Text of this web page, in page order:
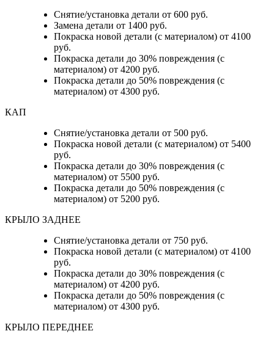
Снятие/установка детали от 600 руб.
Замена детали от 1400 руб.
Покраска новой детали (с материалом) от 4100
руб.
Покраска детали до 30% повреждения (с
материалом) от 4200 руб.
Покраска детали до 50% повреждения (с
материалом) от 4300 руб.
КАП
Снятие/установка детали от 500 руб.
Покраска новой детали (с материалом) от 5400
руб.
Покраска детали до 30% повреждения (с
материалом) от 5500 руб.
Покраска детали до 50% повреждения (с
материалом) от 5200 руб.
КРЫЛО ЗАДНЕЕ
Снятие/установка детали от 750 руб.
Покраска новой детали (с материалом) от 4100
руб.
Покраска детали до 30% повреждения (с
материалом) от 4200 руб.
Покраска детали до 50% повреждения (с
материалом) от 4300 руб.
КРЫЛО ПЕРЕДНЕЕ